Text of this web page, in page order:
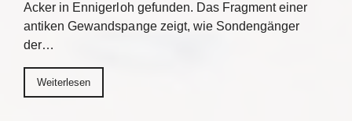
Acker in Ennigerloh gefunden. Das Fragment einer
antiken Gewandspange zeigt, wie Sondengänger
der…
Weiterlesen